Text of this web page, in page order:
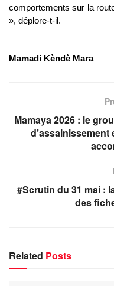
comportements sur la
», déplore-t-il.
Mamadi Kèndè Mara
Mamaya 2026 : le
d’assainissement
#Scrutin du 31 mai :
des
Related Posts